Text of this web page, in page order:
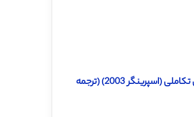
دانلود ترجمه مقاله ترجیحات زیستگاه انسانی یک حوزه تولیدی برای تحقیقات زیبایی شناسی تکاملی (اسپرینگر 2003) (ترجمه